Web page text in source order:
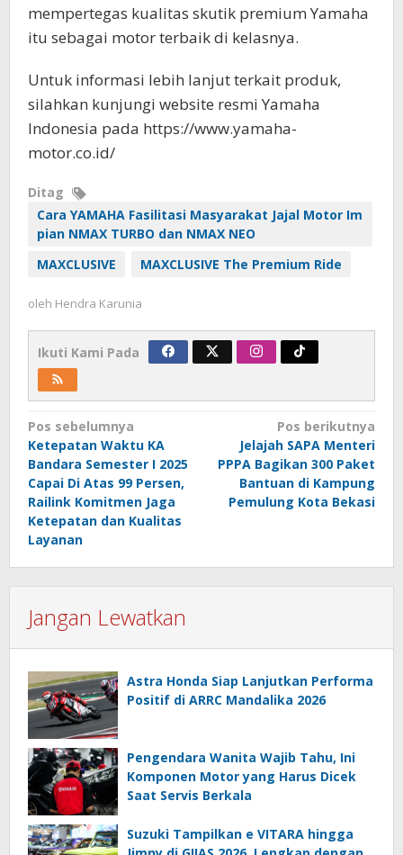
mempertegas kualitas skutik premium Yamaha
itu sebagai motor terbaik di kelasnya.
Untuk informasi lebih lanjut terkait produk,
silahkan kunjungi website resmi Yamaha
Indonesia pada https://www.yamaha-
motor.co.id/
Ditag
Cara YAMAHA Fasilitasi Masyarakat Jajal Motor Im
pian NMAX TURBO dan NMAX NEO
MAXCLUSIVE
MAXCLUSIVE The Premium Ride
oleh Hendra Karunia
Ikuti Kami Pada
Navigasi
pos
Pos sebelumnya
Ketepatan Waktu KA
Bandara Semester I 2025
Capai Di Atas 99 Persen,
Railink Komitmen Jaga
Ketepatan dan Kualitas
Layanan
Pos berikutnya
Jelajah SAPA Menteri
PPPA Bagikan 300 Paket
Bantuan di Kampung
Pemulung Kota Bekasi
Jangan Lewatkan
Astra Honda Siap Lanjutkan Performa
Positif di ARRC Mandalika 2026
Pengendara Wanita Wajib Tahu, Ini
Komponen Motor yang Harus Dicek
Saat Servis Berkala
Suzuki Tampilkan e VITARA hingga